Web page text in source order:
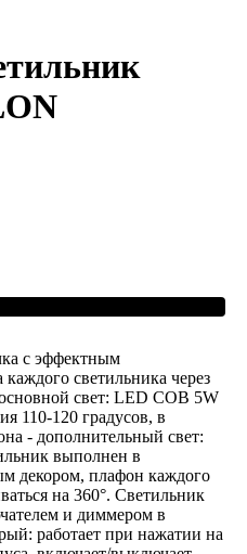
с эффектным
светильника через
свет: LED COB 5W
110-120 градусов, в
- дополнительный свет:
выполнен в
декором, плафон каждого
на 360°. Светильник
и диммером в
работает при нажатии на